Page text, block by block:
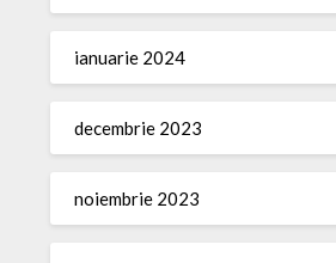
ianuarie 2024
decembrie 2023
noiembrie 2023